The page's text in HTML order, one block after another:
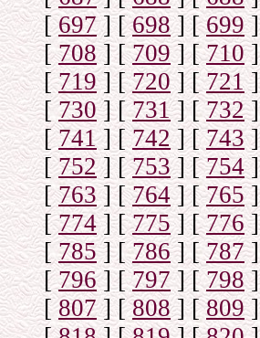
[697] [698] [699]
[708] [709] [710]
[719] [720] [721]
[730] [731] [732]
[741] [742] [743]
[752] [753] [754]
[763] [764] [765]
[774] [775] [776]
[ 785] [786] [787]
[796] [797] [798]
[807] [808] [809]